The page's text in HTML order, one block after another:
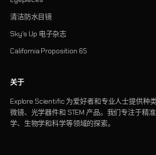
清洁防水目镜
Sky's Up 电子杂志
California Proposition 65
关于
Explore Scientific 为爱好者和专业人士提供种
微镜、光学器件和 STEM 产品。我们专注于精
学、生物学和科学等领域的探索。